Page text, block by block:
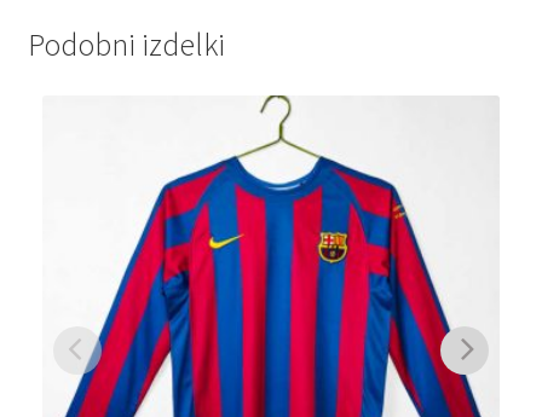
Podobni izdelki